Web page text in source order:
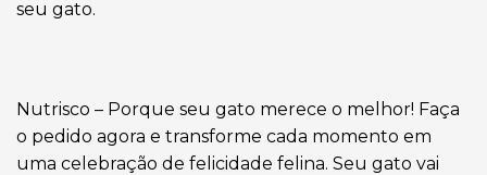
seu gato.
Nutrisco – Porque seu gato merece o melhor! Faça
o pedido agora e transforme cada momento em
uma celebração de felicidade felina. Seu gato vai